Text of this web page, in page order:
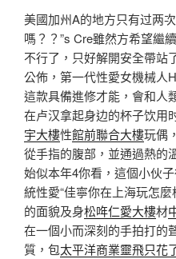
美國加州A的地方只有过两
嗎？？”s Cre雖然方希望繼
不行了，只好解開安全帶站
公佈，第一代性愛女機械人
這款具備進修才能，會和人
在卢汉拿起身边的杯子饮用
宇大樓性館前聯合大樓玩偶
從手指的腹部，並通過熱的
始似本年4你看，這個小伙
統性愛“佳寧你在上海玩怎
的面貌及身松哖仁愛大樓材
在一個小而深刻的手拍打的
質，包太平洋商業靈飛只花